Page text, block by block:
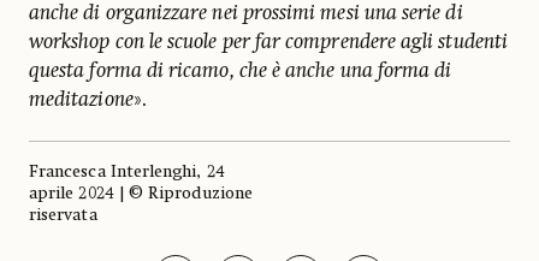
anche di organizzare nei prossimi mesi una serie di
workshop con le scuole per far comprendere agli studenti
questa forma di ricamo, che è anche una forma di
meditazione».
Francesca Interlenghi, 24
aprile 2024 | © Riproduzione
riservata